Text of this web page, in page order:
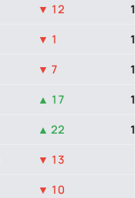
▼ 12
▼ 1
▼ 7
▲ 17
▲ 22
▼ 13
▼ 10